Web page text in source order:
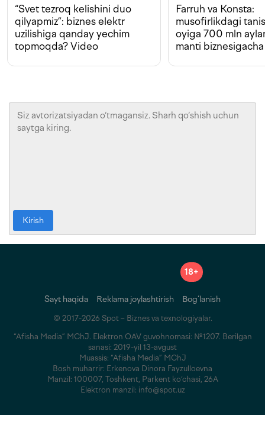
“Svet tezroq kelishini duo
qilyapmiz”: biznes elektr
uzilishiga qanday yechim
topmoqda? Video
Farruh va Konsta:
musofirlikdagi
oyiga 700 mln
manti biznesigacha
Kirish
18+
Sayt haqida Reklama joylashtirish Bog‘lanish
© 2017-2026 Spot – Biznes va texnologiyalar.
“Afisha Media” MChJ. Elektron OAV guvohnomasi: №1207. Berilgan
sanasi: 2019-yil 13-avgust
Muassis: “Afisha Media” MChJ
Bosh muharrir: Erkenova Dinora Fayzulloevna
Manzil: 100007, Toshkent, Parkent ko‘chasi, 26A
Elektron manzil: info@spot.uz